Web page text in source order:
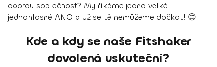
dobrou společnost? My říkáme jedno velké
jednohlasné ANO a už se tě nemůžeme dočkat! 😊
Kde a kdy se naše Fitshaker
dovolená uskuteční?